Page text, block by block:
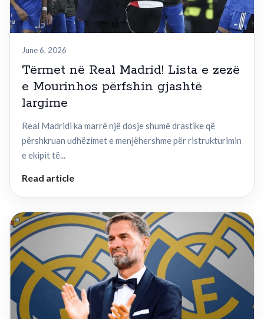
June 6, 2026
Tërmet në Real Madrid! Lista e zezë
e Mourinhos përfshin gjashtë
largime
Real Madridi ka marrë një dosje shumë drastike që
përshkruan udhëzimet e menjëhershme për ristrukturimin
e ekipit të...
Read article